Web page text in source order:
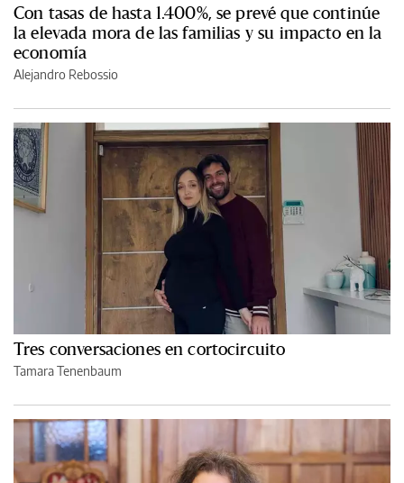
Con tasas de hasta 1.400%, se prevé que continúe
la elevada mora de las familias y su impacto en la
economía
Alejandro Rebossio
Tres conversaciones en cortocircuito
Tamara Tenenbaum